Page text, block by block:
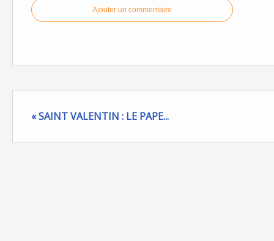
Ajouter un commentaire
« SAINT VALENTIN : LE PAPE...